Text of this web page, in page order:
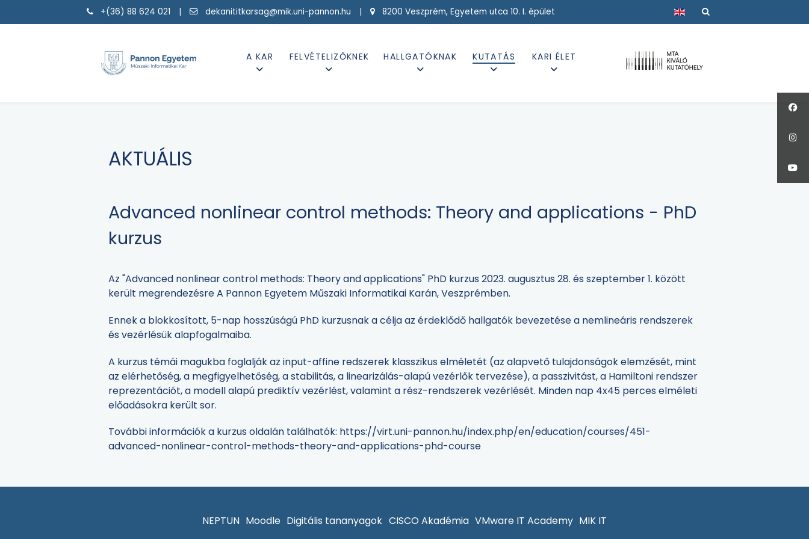
+(36) 88 624 021 | dekanititkarsag@mik.uni-pannon.hu | 8200 Veszprém, Egyetem utca 10. I. épület Válasszon nyelvet
A KAR FELVÉTELIZŐKNEK HALLGATÓKNAK KUTATÁS KARI ÉLET
AKTUÁLIS
Advanced nonlinear control methods: Theory and applications - PhD
kurzus
Az "Advanced nonlinear control methods: Theory and applications" PhD kurzus 2023. augusztus 28. és szeptember 1. között
került megrendezésre A Pannon Egyetem Műszaki Informatikai Karán, Veszprémben.
Ennek a blokkosított, 5-nap hosszúságú PhD kurzusnak a célja az érdeklődő hallgatók bevezetése a nemlineáris rendszerek
és vezérlésük alapfogalmaiba.
A kurzus témái magukba foglalják az input-affine redszerek klasszikus elméletét (az alapvető tulajdonságok elemzését, mint
az elérhetőség, a megfigyelhetőség, a stabilitás, a linearizálás-alapú vezérlők tervezése), a passzivitást, a Hamiltoni rendszer
reprezentációt, a modell alapú prediktív vezérlést, valamint a rész-rendszerek vezérlését. Minden nap 4x45 perces elméleti
előadásokra került sor.
További információk a kurzus oldalán találhatók: https://virt.uni-pannon.hu/index.php/en/education/courses/451-
advanced-nonlinear-control-methods-theory-and-applications-phd-course
NEPTUN Moodle Digitális tananyagok CISCO Akadémia VMware IT Academy MIK IT